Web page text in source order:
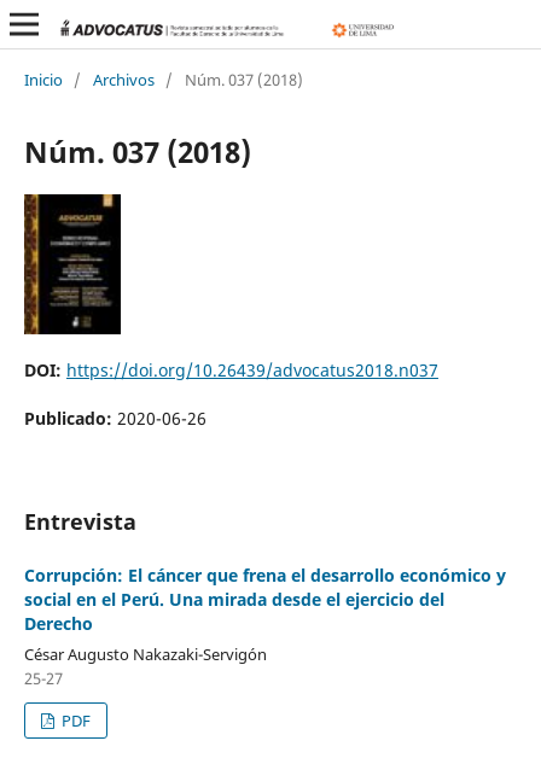
Inicio / Archivos / Núm. 037 (2018)
Núm. 037 (2018)
DOI: https://doi.org/10.26439/advocatus2018.n037
Publicado: 2020-06-26
Entrevista
Corrupción: El cáncer que frena el desarrollo económico y
social en el Perú. Una mirada desde el ejercicio del
Derecho
César Augusto Nakazaki-Servigón
25-27
PDF